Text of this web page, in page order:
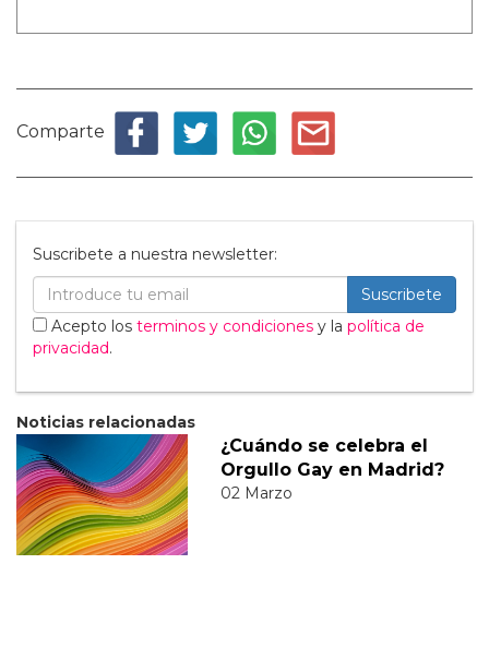
Comparte
Suscribete a nuestra newsletter:
Suscribete
Acepto los terminos y condiciones y la política de
privacidad.
Noticias relacionadas
¿Cuándo se celebra el
Orgullo Gay en Madrid?
02 Marzo